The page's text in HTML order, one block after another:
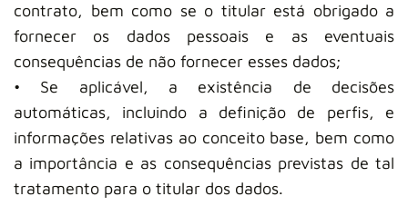
contrato, bem como se o titular está obrigado a
fornecer os dados pessoais e as eventuais
consequências de não fornecer esses dados;
• Se aplicável, a existência de decisões
automáticas, incluindo a definição de perfis, e
informações relativas ao conceito base, bem como
a importância e as consequências previstas de tal
tratamento para o titular dos dados.